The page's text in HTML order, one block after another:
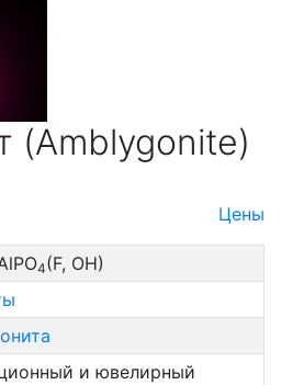
(Amblygonite)
Цены
4(F, OH)
и ювелирный